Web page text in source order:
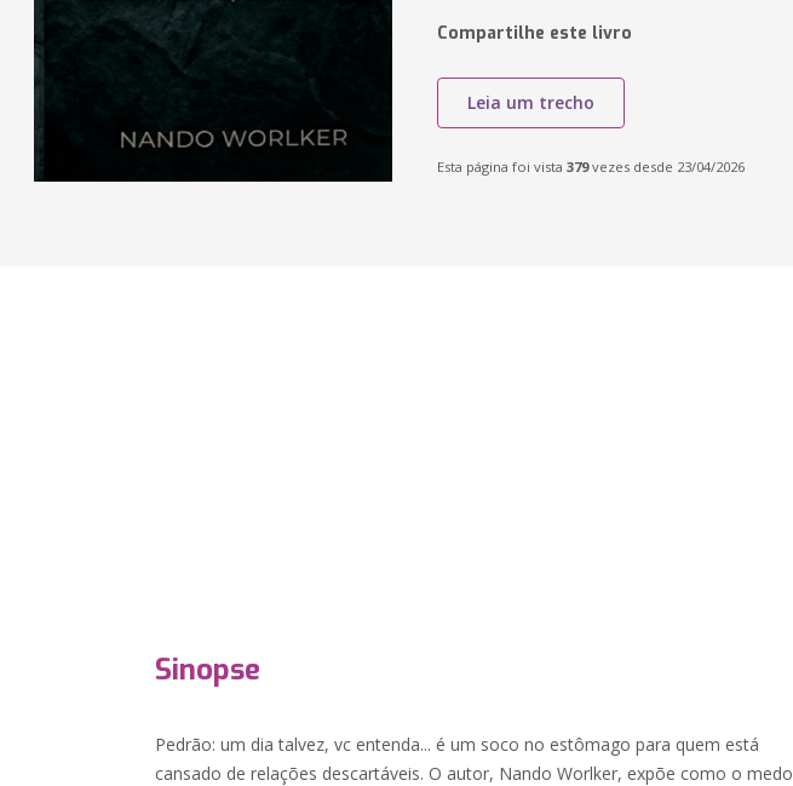
Compartilhe este livro
Leia um trecho
Esta página foi vista 379vezes desde 23/04/2026
Sinopse
Pedrão: um dia talvez, vc entenda... é um soco no estômago para quem está
cansado de relações descartáveis. O autor, Nando Worlker, expõe como o medo